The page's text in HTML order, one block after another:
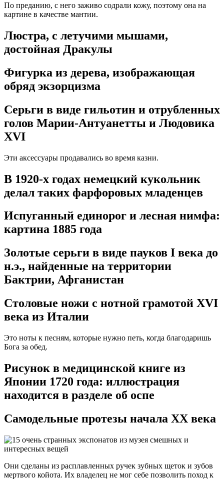
По преданию, с него заживо содрали кожу, поэтому она на
картине в качестве мантии.
Люстра, с летучими мышами,
достойная Дракулы
Фигурка из дерева, изображающая
обряд экзорцизма
Серьги в виде гильотин и отрубленных
голов Марии-Антуанетты и Людовика
XVI
Эти аксессуары продавались во время казни.
В 1920-х годах немецкий кукольник
делал таких фарфоровых младенцев
Испуганный единорог и лесная нимфа:
картина 1885 года
Золотые серьги в виде пауков I века до
н.э., найденные на территории
Бактрии, Афганистан
Столовые ножи с нотной грамотой XVI
века из Италии
Это ноты к песням, которые нужно петь, когда благодаришь
Бога за обед.
Рисунок в медицинской книге из
Японии 1720 года: иллюстрация
находится в разделе об оспе
Самодельные протезы начала XX века
Они сделаны из расплавленных ручек зубных щеток и зубов
мертвого койота. Их владелец не мог себе позволить поход к